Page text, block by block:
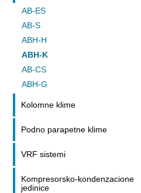
AB-ES
AB-S
ABH-H
ABH-K
AB-CS
ABH-G
Kolomne klime
Podno parapetne klime
VRF sistemi
Kompresorsko-kondenzacione
jedinice